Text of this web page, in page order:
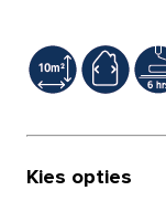
Kies opties